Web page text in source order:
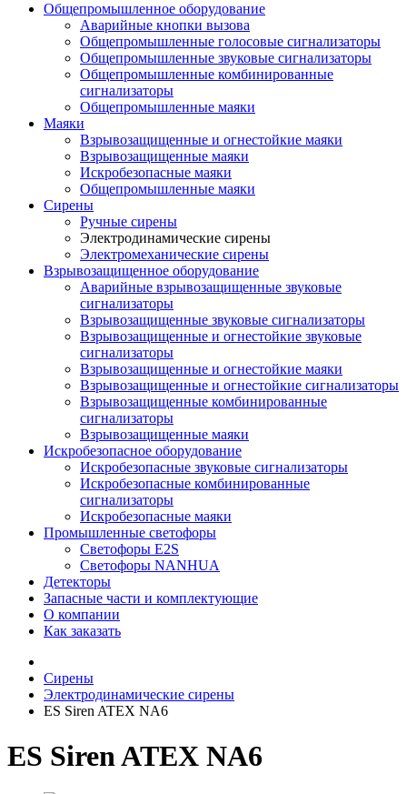
Общепромышленное оборудование
Аварийные кнопки вызова
Общепромышленные голосовые сигнализаторы
Общепромышленные звуковые сигнализаторы
Общепромышленные комбинированные
сигнализаторы
Общепромышленные маяки
Маяки
Взрывозащищенные и огнестойкие маяки
Взрывозащищенные маяки
Искробезопасные маяки
Общепромышленные маяки
Сирены
Ручные сирены
Электродинамические сирены
Электромеханические сирены
Взрывозащищенное оборудование
Аварийные взрывозащищенные звуковые
сигнализаторы
Взрывозащищенные звуковые сигнализаторы
Взрывозащищенные и огнестойкие звуковые
сигнализаторы
Взрывозащищенные и огнестойкие маяки
Взрывозащищенные и огнестойкие сигнализаторы
Взрывозащищенные комбинированные
сигнализаторы
Взрывозащищенные маяки
Искробезопасное оборудование
Искробезопасные звуковые сигнализаторы
Искробезопасные комбинированные
сигнализаторы
Искробезопасные маяки
Промышленные светофоры
Светофоры E2S
Светофоры NANHUA
Детекторы
Запасные части и комплектующие
О компании
Как заказать
Сирены
Электродинамические сирены
ES Siren ATEX NA6
ES Siren ATEX NA6